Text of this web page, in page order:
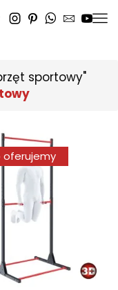
sportowy"
oferujemy